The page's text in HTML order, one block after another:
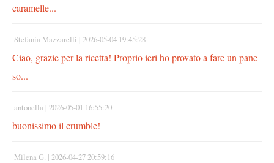
caramelle...
Stefania Mazzarelli | 2026-05-04 19:45:28
Ciao, grazie per la ricetta! Proprio ieri ho provato a fare un pane
so...
antonella | 2026-05-01 16:55:20
buonissimo il crumble!
Milena G. | 2026-04-27 20:59:16